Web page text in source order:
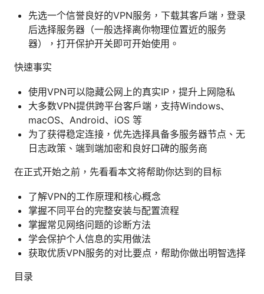
先选一个信誉良好的VPN服务，下载其客户端，登录
后选择服务器（一般选择离你物理位置近的服务
器），打开保护开关即可开始使用。
快速事实
使用VPN可以隐藏公网上的真实IP，提升上网隐私
大多数VPN提供跨平台客户端，支持Windows、
macOS、Android、iOS 等
为了获得稳定连接，优先选择具备多服务器节点、无
日志政策、端到端加密和良好口碑的服务商
在正式开始之前，先看看本文将帮助你达到的目标
了解VPN的工作原理和核心概念
掌握不同平台的完整安装与配置流程
掌握常见网络问题的诊断方法
学会保护个人信息的实用做法
获取优质VPN服务的对比要点，帮助你做出明智选择
目录